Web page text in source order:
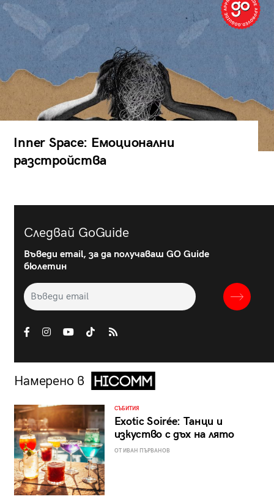
Inner Space: Емоционални
разстройства
Следвай GoGuide
Въведи email, за да получаваш GO Guide
бюлетин
Намерено в
СЪБИТИЯ
Exotic Soirée: Танци и
изкуство с дъх на лято
ОТ ИВАН ПЪРВАНОВ